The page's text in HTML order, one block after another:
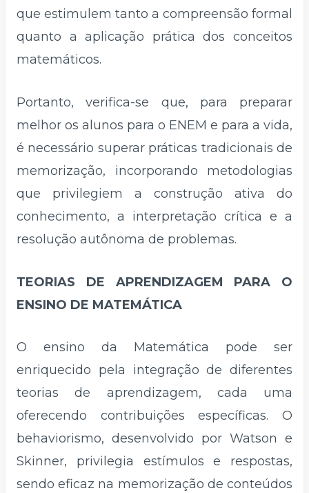
que estimulem tanto a compreensão formal
quanto a aplicação prática dos conceitos
matemáticos.
Portanto, verifica-se que, para preparar
melhor os alunos para o ENEM e para a vida,
é necessário superar práticas tradicionais de
memorização, incorporando metodologias
que privilegiem a construção ativa do
conhecimento, a interpretação crítica e a
resolução autônoma de problemas.
TEORIAS DE APRENDIZAGEM PARA O
ENSINO DE MATEMÁTICA
O ensino da Matemática pode ser
enriquecido pela integração de diferentes
teorias de aprendizagem, cada uma
oferecendo contribuições específicas. O
behaviorismo, desenvolvido por Watson e
Skinner, privilegia estímulos e respostas,
sendo eficaz na memorização de conteúdos